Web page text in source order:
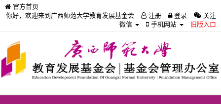
官方首页
你好，欢迎来到广西师范大学教育发展基金会
注册 登录
关注
微信
手机网站 旧版入口